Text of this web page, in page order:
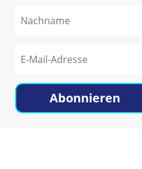
Abonnieren